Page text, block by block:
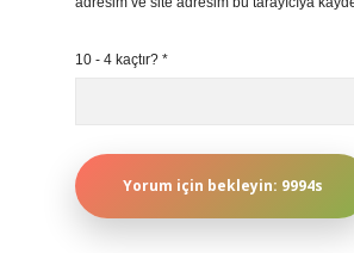
10 - 4 kaçtır? *